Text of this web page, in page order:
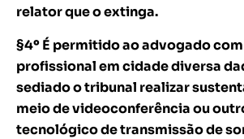
relator que o extinga.
§4º É permitido ao advogado
profissional em cidade diversa
sediado o tribunal realizar
meio de videoconferência ou
tecnológico de transmissão de